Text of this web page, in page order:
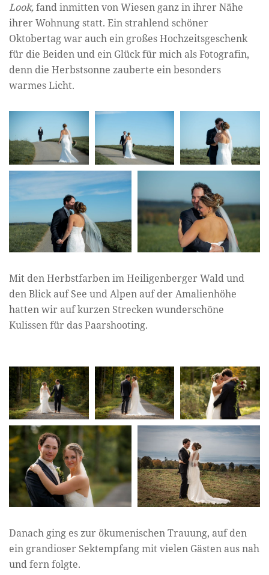
Look,fand inmitten von Wiesen ganz in ihrer Nähe
ihrer Wohnung statt. Ein strahlend schöner
Oktobertag war auch ein großes Hochzeitsgeschenk
für die Beiden und ein Glück für mich als Fotografin,
denn die Herbstsonne zauberte ein besonders
warmes Licht.
Mit den Herbstfarben im Heiligenberger Wald und
den Blick auf See und Alpen auf der Amalienhöhe
hatten wir auf kurzen Strecken wunderschöne
Kulissen für das Paarshooting.
Danach ging es zur ökumenischen Trauung, auf den
ein grandioser Sektempfang mit vielen Gästen aus nah
und fern folgte.